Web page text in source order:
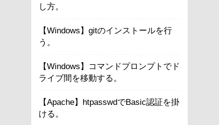
し方。
【Windows】gitのインストールを行
う。
【Windows】コマンドプロンプトでド
ライブ間を移動する。
【Apache】htpasswdでBasic認証を掛
ける。